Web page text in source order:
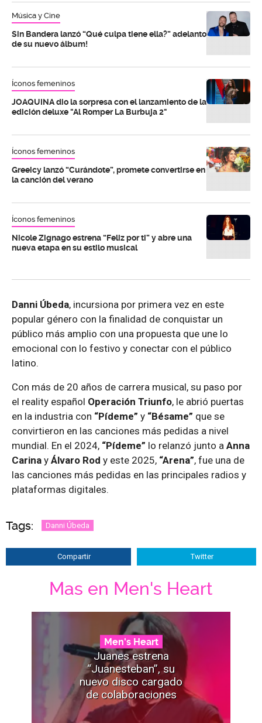
Música y Cine
Sin Bandera lanzó “Qué culpa tiene ella?” adelanto
de su nuevo álbum!
Íconos femeninos
JOAQUINA dio la sorpresa con el lanzamiento de la
edición deluxe "Al Romper La Burbuja 2"
Íconos femeninos
Greeicy lanzó “Curándote”, promete convertirse en
la canción del verano
Íconos femeninos
Nicole Zignago estrena “Feliz por ti” y abre una
nueva etapa en su estilo musical
Danni Úbeda, incursiona por primera vez en este
popular género con la finalidad de conquistar un
público más amplio con una propuesta que une lo
emocional con lo festivo y conectar con el público
latino.
Con más de 20 años de carrera musical, su paso por
el reality español Operación Triunfo, le abrió puertas
en la industria con “Pídeme” y “Bésame” que se
convirtieron en las canciones más pedidas a nivel
mundial. En el 2024, “Pídeme” lo relanzó junto a Anna
Carina y Álvaro Rod y este 2025, “Arena”, fue una de
las canciones más pedidas en las principales radios y
plataformas digitales.
Tags: Danni Úbeda
Compartir Twitter
Mas en Men's Heart
Men's Heart
Juanes estrena
“Juanesteban”, su
nuevo disco cargado
de colaboraciones